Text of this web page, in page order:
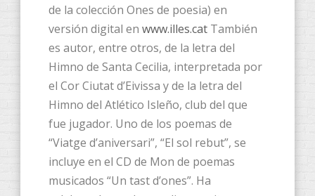
de la colección Ones de poesia) en
versión digital en www.illes.cat También
es autor, entre otros, de la letra del
Himno de Santa Cecilia, interpretada por
el Cor Ciutat d’Eivissa y de la letra del
Himno del Atlético Isleño, club del que
fue jugador. Uno de los poemas de
“Viatge d’aniversari”, “El sol rebut”, se
incluye en el CD de Mon de poemas
musicados “Un tast d’ones”. Ha